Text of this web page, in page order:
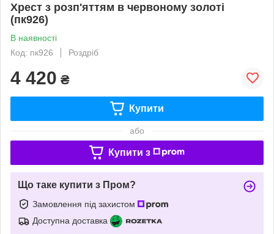
Хрест з розп'яттям в червоному золоті
(пк926)
В наявності
Код: пк926
Роздріб
4 420 ₴
Купити
або
Купити з
Що таке купити з Пром?
Замовлення під захистом
Доступна доставка